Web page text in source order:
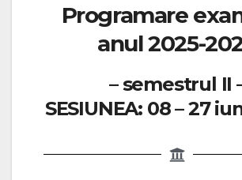
Programare
anul 2025-
– semestrul II
SESIUNEA: 08 – 27